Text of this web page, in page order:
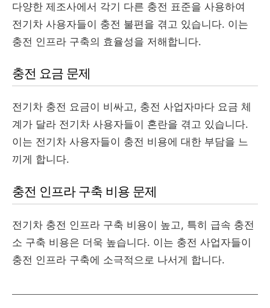
다양한 제조사에서 각기 다른 충전 표준을 사용하여
전기차 사용자들이 충전 불편을 겪고 있습니다. 이는
충전 인프라 구축의 효율성을 저해합니다.
충전 요금 문제
전기차 충전 요금이 비싸고, 충전 사업자마다 요금 체
계가 달라 전기차 사용자들이 혼란을 겪고 있습니다.
이는 전기차 사용자들이 충전 비용에 대한 부담을 느
끼게 합니다.
충전 인프라 구축 비용 문제
전기차 충전 인프라 구축 비용이 높고, 특히 급속 충전
소 구축 비용은 더욱 높습니다. 이는 충전 사업자들이
충전 인프라 구축에 소극적으로 나서게 합니다.